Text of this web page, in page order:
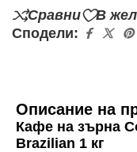
Сравни
В
Сподели:
Описание на
Кафе на зърна
Brazilian 1 кг